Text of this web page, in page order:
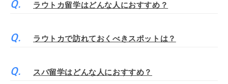
ラウトカ留学はどんな人におすすめ？
ラウトカで訪れておくべきスポットは？
スバ留学はどんな人におすすめ？